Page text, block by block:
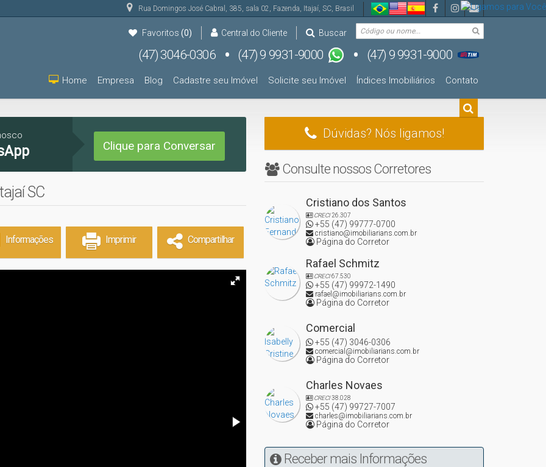
Rua Domingos José Cabral , 385, sala 02, Fazenda, Itajaí, SC, Brasil
Buscar
Central do Cliente
Favoritos (0)
(47) 9 9931-9000 (47) 9 9931-9000
Contato
Índices Imobiliários
Solicite seu Imóvel
Cadastre seu Imóvel
Blog
Empresa
Home
Clique para Conversar
SC
Informações Imprimir Compartilhar
Dúvidas? Nós ligamos!
Consulte nossos Corretores
Cristiano dos Santos
CRECI26.307
+55 (47) 99777-0700
cristiano@imobiliarians.com.br
Página do Corretor
Rafael Schmitz
CRECI67.530
+55 (47) 99972-1490
rafael@imobiliarians.com.br
Página do Corretor
Comercial
+55 (47) 3046-0306
comercial@imobiliarians.com.br
Página do Corretor
Charles Novaes
CRECI38.028
+55 (47) 99727-7007
charles@imobiliarians.com.br
Página do Corretor
Receber mais Informações